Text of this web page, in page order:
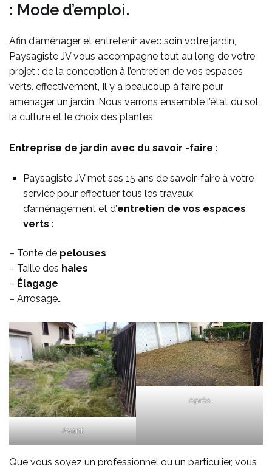
: Mode d’emploi.
Afin d’aménager et entretenir avec soin votre jardin,
Paysagiste JV vous accompagne tout au long de votre
projet : de la conception à l’entretien de vos espaces
verts. effectivement, Il y a beaucoup à faire pour
aménager un jardin. Nous verrons ensemble l’état du sol,
la culture et le choix des plantes.
Entreprise de jardin avec du savoir -faire :
Paysagiste JV met ses 15 ans de savoir-faire à votre
service pour effectuer tous les travaux
d’aménagement et d’entretien de vos espaces
verts :
– Tonte de pelouses
– Taille des haies
– Élagage
– Arrosage…
Avant
Après
Que vous soyez un professionnel ou un particulier, vous